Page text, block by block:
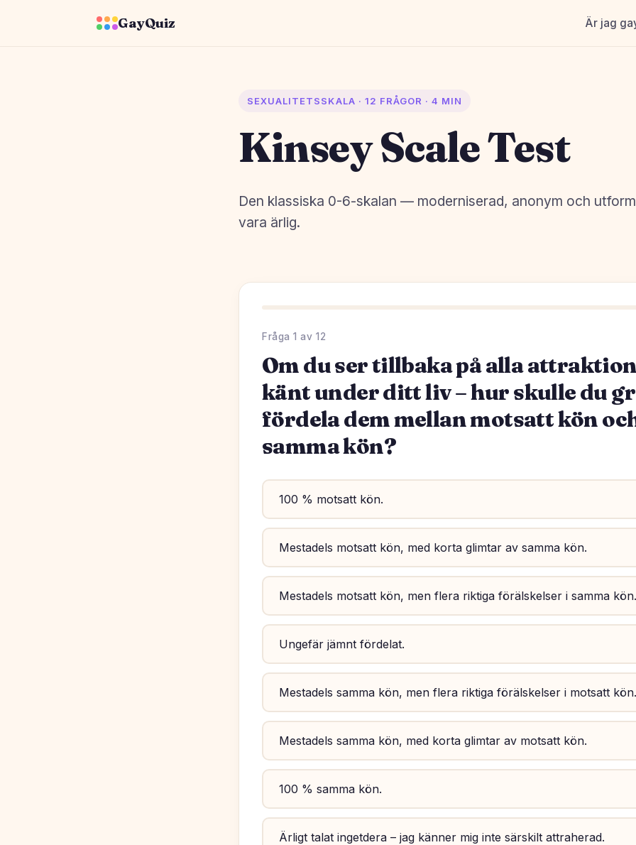
GayQuiz Är jag
SEXUALITETSSKALA · 12 FRÅGOR · 4 MIN
Kinsey Scale Test
Den klassiska 0-6-skalan — moderniserad, anonym och
vara ärlig.
Fråga 1 av 12
Om du ser tillbaka på alla
känt under ditt liv – hur skulle du
fördela dem mellan motsatt kön
samma kön?
100 % motsatt kön.
Mestadels motsatt kön, med korta glimtar av samma kön.
Mestadels motsatt kön, men flera riktiga förälskelser i samma kön.
Ungefär jämnt fördelat.
Mestadels samma kön, men flera riktiga förälskelser i motsatt kön.
Mestadels samma kön, med korta glimtar av motsatt kön.
100 % samma kön.
Ärligt talat ingetdera – jag känner mig inte särskilt attraherad.